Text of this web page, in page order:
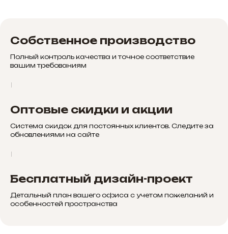
Собственное производство
Полный контроль качества и точное соответствие
вашим требованиям
Оптовые скидки и акции
Система скидок для постоянных клиентов. Следите за
обновлениями на сайте
Бесплатный дизайн-проект
Детальный план вашего офиса с учетом пожеланий и
особенностей пространства